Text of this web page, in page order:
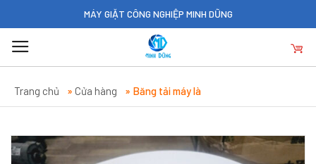
to
content
MÁY GIẶT CÔNG NGHIỆP MINH DŨNG
Trang chủ » Cửa hàng » Băng tải máy là